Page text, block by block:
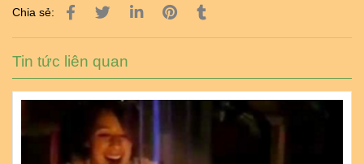
Chia sẻ:
Tin tức liên quan